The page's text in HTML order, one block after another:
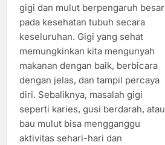
gigi dan mulut berpengaruh besar
pada kesehatan tubuh secara
keseluruhan. Gigi yang sehat
memungkinkan kita mengunyah
makanan dengan baik, berbicara
dengan jelas, dan tampil percaya
diri. Sebaliknya, masalah gigi
seperti karies, gusi berdarah, atau
bau mulut bisa mengganggu
aktivitas sehari-hari dan